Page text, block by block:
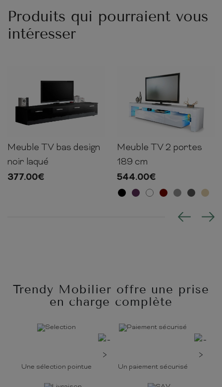
Produits qui pourraient vous
intéresser
35cm 200cm 45cm
Meuble TV bas design
noir laqué
377.00€
38cm 189cm 35cm
Meuble TV 2 portes
189 cm
544.00€
Trendy Mobilier offre une prise
en charge complète
Une sélection pointue Un paiement sécurisé